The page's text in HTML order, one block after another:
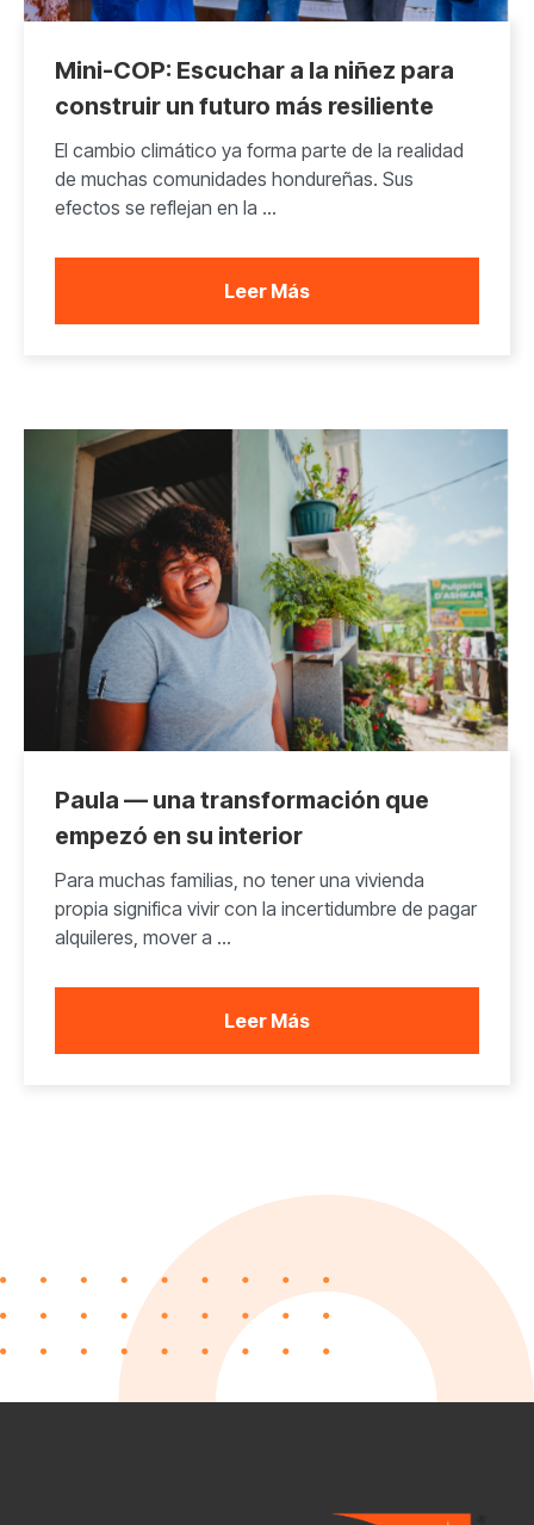
Mini-COP: Escuchar a la niñez para
construir un futuro más resiliente
El cambio climático ya forma parte de la realidad
de muchas comunidades hondureñas. Sus
efectos se reflejan en la ...
Leer Más
Paula — una transformación que
empezó en su interior
Para muchas familias, no tener una vivienda
propia significa vivir con la incertidumbre de pagar
alquileres, mover a ...
Leer Más